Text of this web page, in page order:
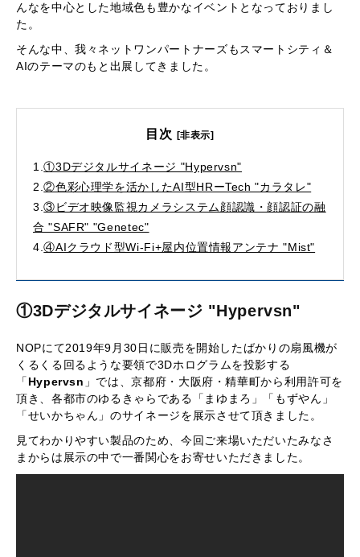
んなを中心とした地域色も豊かなイベントとなっておりまし
た。
そんな中、我々ネットワンパートナーズもスマートシティ＆
AIのテーマのもと出展してきました。
目次 [非表示]
1.①3Dデジタルサイネージ "Hypervsn"
2.②色彩心理学を活かしたAI型HRーTech "カラタレ"
3.③ビデオ映像監視カメラシステム顔認識・顔認証の融
合 "SAFR" "Genetec"
4.④AIクラウド型Wi-Fi+屋内位置情報アンテナ "Mist"
①3Dデジタルサイネージ "Hypervsn"
NOPにて2019年9月30日に販売を開始したばかりの扇風機が
くるくる回るような要領で3Dホログラムを投影する
「Hypervsn 」では、京都府・大阪府・精華町から利用許可を
頂き、各都市のゆるきゃらである「まゆまろ」「もずやん」
「せいかちゃん」のサイネージを展示させて頂きました。
見てわかりやすい製品のため、今回ご来場いただいたみなさ
まからは展示の中で一番関心をお寄せいただきました。